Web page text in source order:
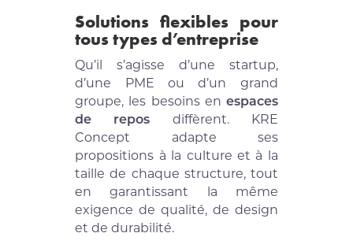
Solutions flexibles pour
tous types d’entreprise
Qu’il s’agisse d’une startup,
d’une PME ou d’un grand
groupe, les besoins en espaces
de repos diffèrent. KRE
Concept adapte ses
propositions à la culture et à la
taille de chaque structure, tout
en garantissant la même
exigence de qualité, de design
et de durabilité.